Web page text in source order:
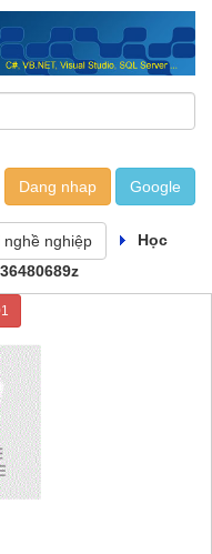
Dang nhap
nghiệp
Học